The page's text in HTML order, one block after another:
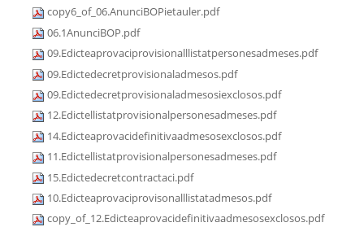
copy6_of_06.AnunciBOPietauler.pdf
06.1AnunciBOP.pdf
09.Edicteaprovaciprovisionalllistatpersonesadmeses.pdf
09.Edictedecretprovisionaladmesos.pdf
09.Edictedecretprovisionaladmesosiexclosos.pdf
12.Edictellistatprovisionalpersonesadmeses.pdf
14.Edicteaprovacidefinitivaadmesosexclosos.pdf
11.Edictellistatprovisionalpersonesadmeses.pdf
15.Edictedecretcontractaci.pdf
10.Edicteaprovaciprovisonalllistatadmesos.pdf
copy_of_12.Edicteaprovacidefinitivaadmesosexclosos.pdf